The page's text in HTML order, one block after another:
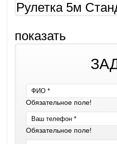
Рулетка 5м
показать
Обязательное поле!
Обязательное поле!